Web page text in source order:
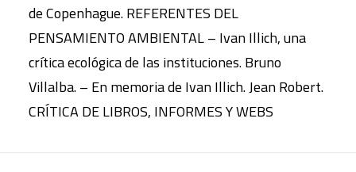
de Copenhague. REFERENTES DEL
PENSAMIENTO AMBIENTAL – Ivan Illich, una
crítica ecológica de las instituciones. Bruno
Villalba. – En memoria de Ivan Illich. Jean Robert.
CRÍTICA DE LIBROS, INFORMES Y WEBS